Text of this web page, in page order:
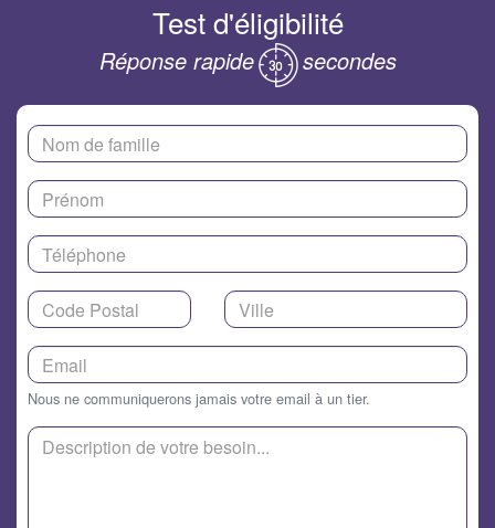
Test d'éligibilité
Réponse rapide secondes
Nous ne communiquerons jamais votre email à un tier.